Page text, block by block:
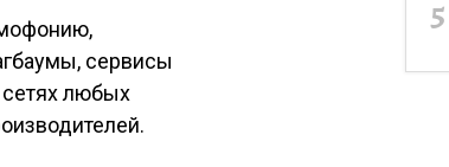
сервисы
любых